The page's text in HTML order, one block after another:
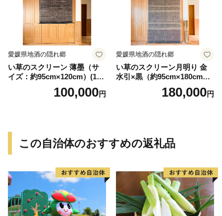
愛媛県地酒の隠れ郷
い草のスクリーン 薄墨（サ
イズ：約95cm×120cm）(14
100,000円
愛媛県地酒の隠れ郷
い草のスクリーン月明り 金
水引×黒（約95cm×180cm）
180,000円
この自治体のおすすめの返礼品